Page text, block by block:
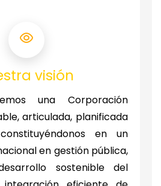
visión
una Corporación
articulada, planificada
en un
en gestión pública,
sostenible del